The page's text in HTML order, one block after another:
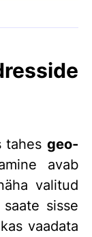
tahes geo-
avab
valitud
sisse
vaadata